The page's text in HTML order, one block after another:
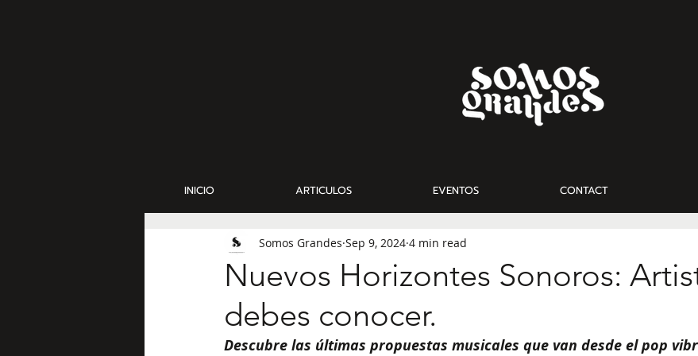
INICIO ARTICULOS EVENTOS CONTACT
Nuevos Horizontes Sonoros:
debes conocer.
Somos Grandes Sep 9, 2024 4 min read
Descubre las últimas propuestas musicales que van desde el pop